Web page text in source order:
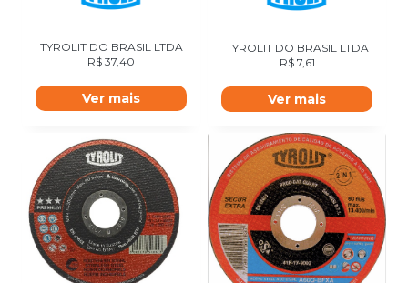
TYROLIT DO BRASIL LTDA
R$ 37,40
Ver mais
TYROLIT DO BRASIL LTDA
R$7,61
Ver mais